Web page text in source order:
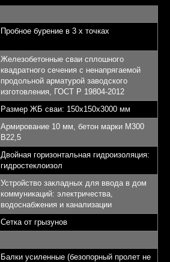
Пробное бурение в 3 х точках
Железобетонные сваи сплошного
квадратного сечения с ненапрягаемой
продольной арматурой заводского
изготовления, ГОСТ Р 19804-2012
Размер ЖБ сваи: 150х150х3000 мм
Армирование 10 мм, бетон марки М300
B22,5
Двойная горизонтальная гидроизоляция:
гидростеклоизол
Устройство закладных для ввода в дом
коммуникаций: электричества,
водоснабжения и канализации
Сетка от грызунов
Балки усиленные (безопорный пролет не